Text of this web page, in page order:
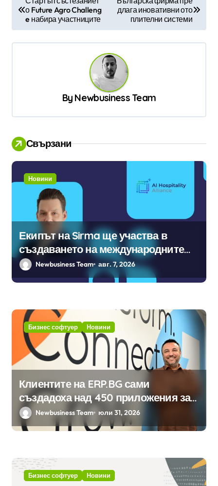
в
и
о Future Agro Challeng
e набира участниците
длага иновативни ото
плителни системи
By Newbusiness Team
Свързани
Новини
Екипът на Sirma ще участва в
създаването на международните
стандарти за навлизане на
изкуствен интелект в
Newbusiness Team авг. 7, 2026
Бизнес софтуер Новини
Клиентите на ERP.BG сами
създадоха над 450 приложения за
ERP системата с помощта на
вградения в нея изкуствен
Newbusiness Team юли 31, 2026
Бизнес софтуер Новини